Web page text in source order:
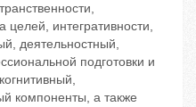
целей, интегративности,
деятельностный,
подготовки и
компоненты, а также